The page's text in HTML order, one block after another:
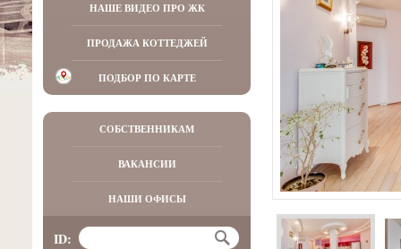
НАШЕ ВИДЕО ПРО ЖК
ПРОДАЖА КОТТЕДЖЕЙ
ПОДБОР ПО КАРТЕ
СОБСТВЕННИКАМ
ВАКАНСИИ
НАШИ ОФИСЫ
ID: